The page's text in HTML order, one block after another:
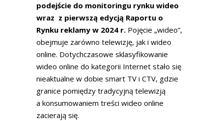
podejście do monitoringu rynku wideo
wraz z pierwszą edycją Raportu o
Rynku reklamy w 2024 r. Pojęcie „wideo”,
obejmuje zarówno telewizję, jak i wideo
online. Dotychczasowe sklasyfikowanie
wideo online do kategorii Internet stało się
nieaktualne w dobie smart TV i CTV, gdzie
granice pomiędzy tradycyjną telewizją
a konsumowaniem treści wideo online
zacierają się.